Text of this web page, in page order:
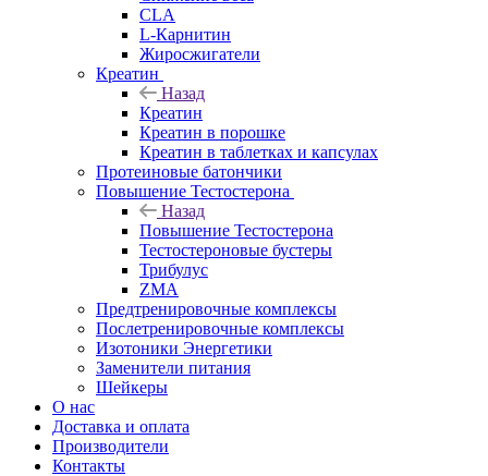
CLA
L-Карнитин
Жиросжигатели
Креатин
Назад
Креатин
Креатин в порошке
Креатин в таблетках и капсулах
Протеиновые батончики
Повышение Тестостерона
Назад
Повышение Тестостерона
Тестостероновые бустеры
Трибулус
ZMA
Предтренировочные комплексы
Послетренировочные комплексы
Изотоники Энергетики
Заменители питания
Шейкеры
О нас
Доставка и оплата
Производители
Контакты